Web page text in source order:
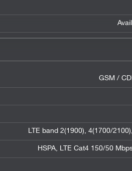
GSM /
LTE band 2(1900), 4(1700/
HSPA, LTE Cat4 150/50